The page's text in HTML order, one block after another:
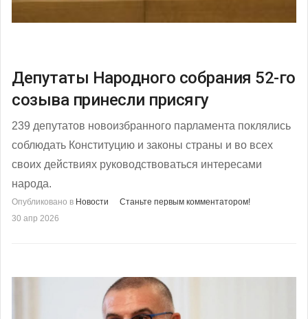
Депутаты Народного собрания 52-го
созыва принесли присягу
239 депутатов новоизбранного парламента поклялись
соблюдать Конституцию и законы страны и во всех
своих действиях руководствоваться интересами
народа.
Опубликовано в Новости
Станьте первым комментатором!
30 апр 2026